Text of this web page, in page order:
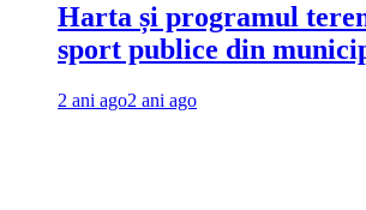
Harta și programul
sport publice din
2 ani ago2 ani ago